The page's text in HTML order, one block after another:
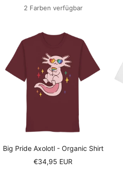
2 Farben verfügbar
Big Pride Axolotl - Organic Shirt
Angebotspreis
€34,95 EUR